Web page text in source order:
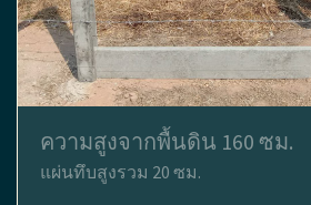
ความสูงจากพื้นดิน 160 ซม.
แผ่นทึบสูงรวม 20 ซม.